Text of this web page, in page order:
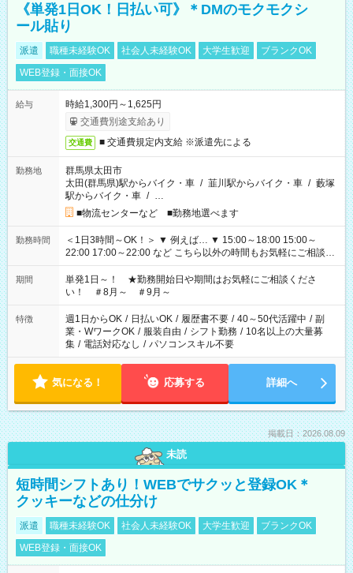
《単発1日OK！日払い可》＊DMのモクモクシ
ール貼り
派遣 職種未経験OK 社会人未経験OK 大学生歓迎
ブランクOK
WEB登録・面接OK
給与
時給1,300円～1,625円
交通費別途支給あり
交通費 ■ 交通費規定内支給 ※派遣先による
勤務地
群馬県太田市
太田(群馬県)駅からバイク・車 / 韮川駅からバイク・車 / 藪塚
駅からバイク・車 / …
■物流センターなど ■勤務地選べます
勤務時間
＜1日3時間～OK！＞ ▼ 例えば… ▼ 15:00～18:00 15:00～
22:00 17:00～22:00 など こちら以外の時間もお気軽にご相談く
ださい！
期間
単発1日～！ ★勤務開始日や期間はお気軽にご相談くださ
い！ ＃8月～ ＃9月～
特徴 週1日からOK / 日払いOK / 履歴書不要 / 40～50代活躍中 / 副
業・WワークOK / 服装自由 / シフト勤務 / 10名以上の大量募
集 / 電話対応なし / パソコンスキル不要
気になる！ 応募する 詳細へ
掲載日：2026.08.09
未読
短時間シフトあり！WEBでサクッと登録OK＊
クッキーなどの仕分け
派遣 職種未経験OK 社会人未経験OK 大学生歓迎
ブランクOK
WEB登録・面接OK